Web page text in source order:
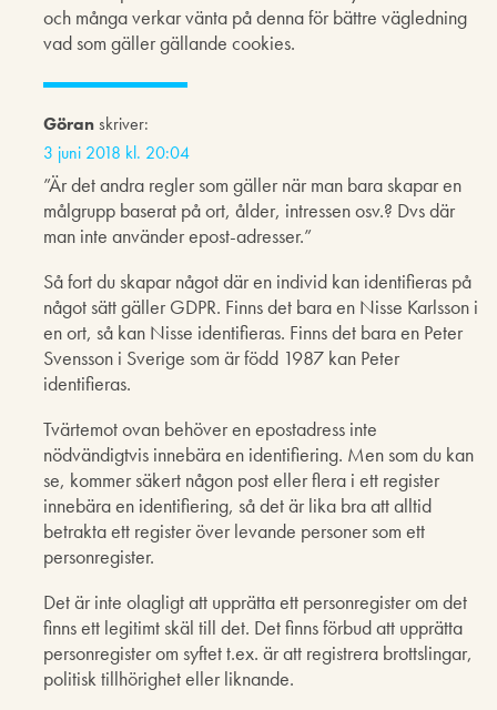
och många verkar vänta på denna för bättre vägledning
vad som gäller gällande cookies.
Göranskriver:
3 juni 2018 kl. 20:04
”Är det andra regler som gäller när man bara skapar en
målgrupp baserat på ort, ålder, intressen osv.? Dvs där
man inte använder epost-adresser.”
Så fort du skapar något där en individ kan identifieras på
något sätt gäller GDPR. Finns det bara en Nisse Karlsson i
en ort, så kan Nisse identifieras. Finns det bara en Peter
Svensson i Sverige som är född 1987 kan Peter
identifieras.
Tvärtemot ovan behöver en epostadress inte
nödvändigtvis innebära en identifiering. Men som du kan
se, kommer säkert någon post eller flera i ett register
innebära en identifiering, så det är lika bra att alltid
betrakta ett register över levande personer som ett
personregister.
Det är inte olagligt att upprätta ett personregister om det
finns ett legitimt skäl till det. Det finns förbud att upprätta
personregister om syftet t.ex. är att registrera brottslingar,
politisk tillhörighet eller liknande.